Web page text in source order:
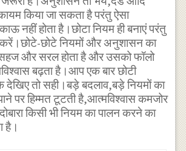
किया जा सकता है परंतु ऐसा
नहीं होता है।छोटा नियम ही बनाएं परंतु
छोटे नियमों और अनुशासन का
और सरल होता है और उसको फॉलो
बढ़ता है।आप एक बार छोटी
तो सही।बड़े बदलाव,बड़े नियमों का
पर हिम्मत टूटती है,आत्मविश्वास कमजोर
किसी भी नियम का पालन करने का
है।